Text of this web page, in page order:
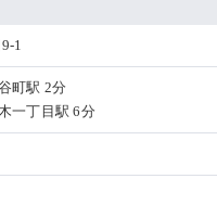
1
町駅 2分
一丁目駅 6分